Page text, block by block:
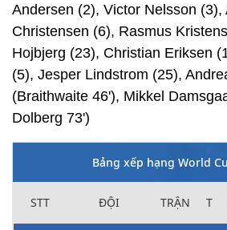
Andersen (2), Victor Nelsson (3),
Christensen (6), Rasmus
Hojbjerg (23), Christian Eriksen
(5), Jesper Lindstrom (25),
(Braithwaite 46'), Mikkel
Dolberg 73')
Bảng xếp hạng World
STT ĐỘI TRẬN T